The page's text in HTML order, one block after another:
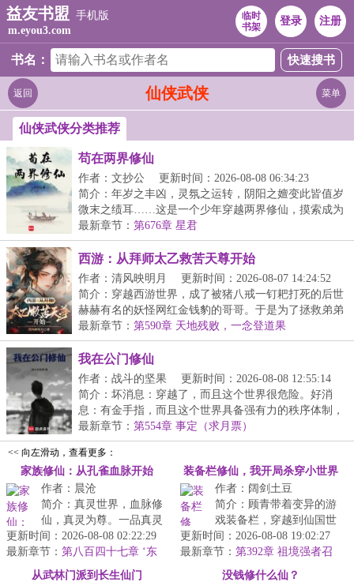
益友书盟 手机版
m.eyou3.com
临时
书架
登录 注册
书名：
仙侠武侠
返回 菜单
仙侠武侠分类推荐
苟在两界修仙
作者：文抄公
更新时间：2026-08-08 06:34:23
简介：年岁之丰凶，灵氛之运转，阴阳之嬗变此皆值岁
微末之绩耳……这是一个少年穿越两界修仙，摸索成为
【...
最新章节： 第676章 星君
西游：从拜师太乙救苦天尊开始
作者：清风映明月
更新时间：2026-08-07 14:24:52
简介：穿越西游世界，成了被猪八戒一钉耙打死的后世
赫赫有名的妖怪网红金钱豹的哥哥。于是为了拯救弟弟
以...
最新章节： 第590章 天地残败，一念登道果
我在公门修仙
作者：战斗的坚果
更新时间：2026-08-08 12:55:14
简介：坏消息：穿越了，而且这个世界很危险。好消
息：有金手指，而且这个世界具备强有力的秩序体制，
所以...
最新章节： 第554章 事定（求月票）
<< 向左滑动，查看更多：
家族修仙：从孔雀血脉开始
作者：晨沧
简介：真灵世界，血脉修
仙，真灵为尊。一品真灵
家族金乌帝家，金乌血脉
化成大日横空，普照十
方。二品真灵...
更新时间：2026-08-08 02:22:29
最新章节： 第八百四十七章 ‘东
域青龙域’魔灾难平的源头（求订
装备栏修仙，我开局杀穿小世界
作者：阔剑土豆
简介：顾青带着变异的游
戏装备栏，穿越到仙国世
界。在仙国世界，仙人是
公司老板，组建浩瀚虚空
舰队，征战...
更新时间：2026-08-08 19:02:27
最新章节： 第392章 祖境强者召
从武林门派到长生仙门
没钱修什么仙？